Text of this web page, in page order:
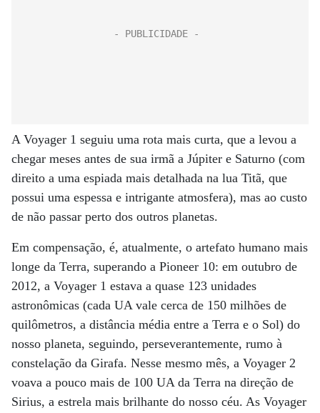
A Voyager 1 seguiu uma rota mais curta, que a levou a
chegar meses antes de sua irmã a Júpiter e Saturno (com
direito a uma espiada mais detalhada na lua Titã, que
possui uma espessa e intrigante atmosfera), mas ao custo
de não passar perto dos outros planetas.
Em compensação, é, atualmente, o artefato humano mais
longe da Terra, superando a Pioneer 10: em outubro de
2012, a Voyager 1 estava a quase 123 unidades
astronômicas (cada UA vale cerca de 150 milhões de
quilômetros, a distância média entre a Terra e o Sol) do
nosso planeta, seguindo, perseverantemente, rumo à
constelação da Girafa. Nesse mesmo mês, a Voyager 2
voava a pouco mais de 100 UA da Terra na direção de
Sirius, a estrela mais brilhante do nosso céu. As Voyager